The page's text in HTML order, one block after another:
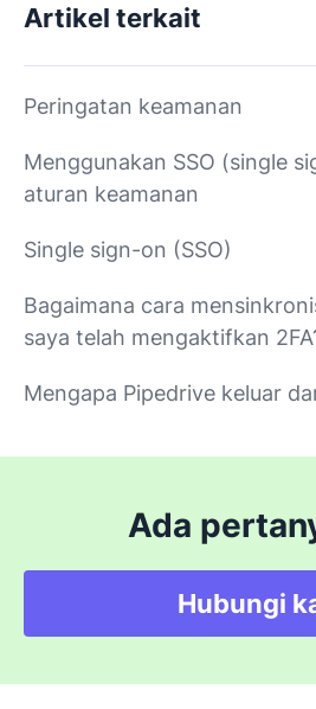
Artikel terkait
Peringatan keamanan
Menggunakan SSO (single
aturan keamanan
Single sign-on (SSO)
Bagaimana cara
saya telah mengaktifkan
Mengapa Pipedrive keluar
Ada
Hubungi